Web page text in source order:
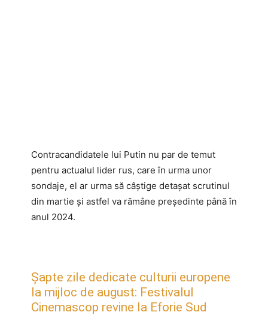
Contracandidatele lui Putin nu par de temut
pentru actualul lider rus, care în urma unor
sondaje, el ar urma să câștige detașat scrutinul
din martie și astfel va rămâne președinte până în
anul 2024.
Șapte zile dedicate culturii europene
la mijloc de august: Festivalul
Cinemascop revine la Eforie Sud